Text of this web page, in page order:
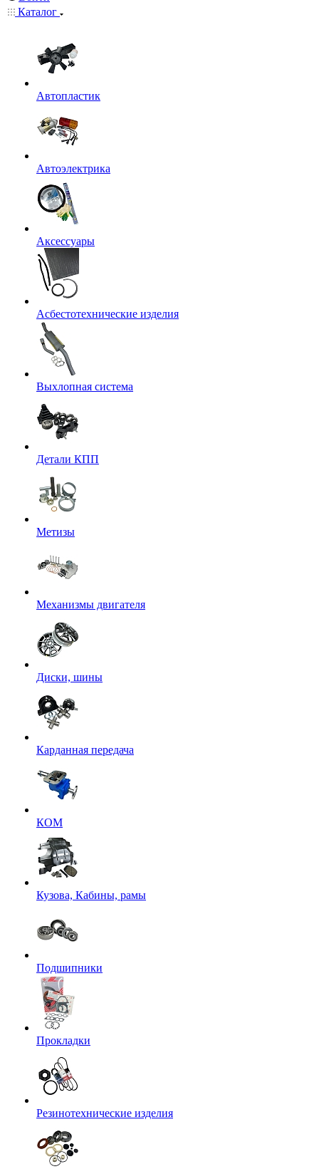
Каталог
Автопластик
Автоэлектрика
Аксессуары
Асбестотехнические изделия
Выхлопная система
Детали КПП
Метизы
Механизмы двигателя
Диски, шины
Карданная передача
КОМ
Кузова, Кабины, рамы
Подшипники
Прокладки
Резинотехнические изделия